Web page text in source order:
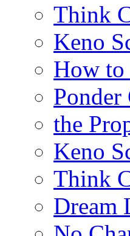
Think
Keno
How to
the
Keno
Think
Dream